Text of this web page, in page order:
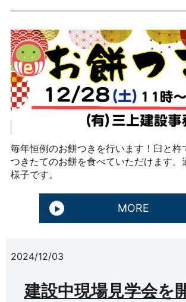
毎年恒例のお餅つきを行います！臼と杵
つきたてのお餅を食べていただけます。
様子です。
MORE
2024/12/03
建設中現場見学会を